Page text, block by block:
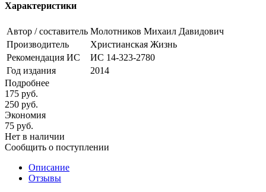
Характеристики
Автор / составитель Молотников Михаил Давидович
Производитель
Христианская Жизнь
Рекомендация ИС
ИС 14-323-2780
Год издания
2014
Подробнее
175 руб.
250 руб.
Экономия
75 руб.
Нет в наличии
Сообщить о поступлении
Описание
Отзывы